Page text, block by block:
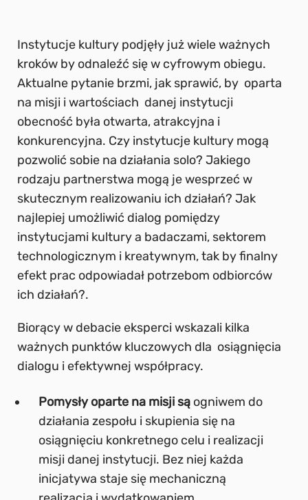
Instytucje kultury podjęły już wiele ważnych
kroków by odnaleźć się w cyfrowym obiegu.
Aktualne pytanie brzmi, jak sprawić, by oparta
na misji i wartościach danej instytucji
obecność była otwarta, atrakcyjna i
konkurencyjna. Czy instytucje kultury mogą
pozwolić sobie na działania solo? Jakiego
rodzaju partnerstwa mogą je wesprzeć w
skutecznym realizowaniu ich działań? Jak
najlepiej umożliwić dialog pomiędzy
instytucjami kultury a badaczami, sektorem
technologicznym i kreatywnym, tak by finalny
efekt prac odpowiadał potrzebom odbiorców
ich działań?.
Biorący w debacie eksperci wskazali kilka
ważnych punktów kluczowych dla osiągnięcia
dialogu i efektywnej współpracy.
Pomysły oparte na misji są ogniwem do
działania zespołu i skupienia się na
osiągnięciu konkretnego celu i realizacji
misji danej instytucji. Bez niej każda
inicjatywa staje się mechaniczną